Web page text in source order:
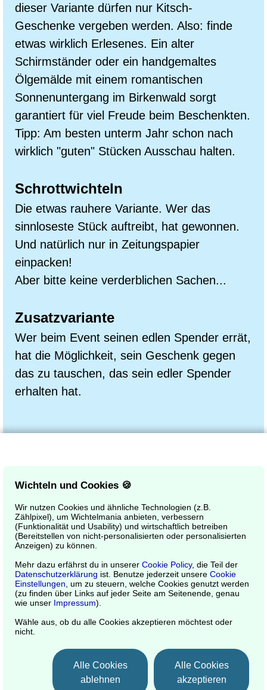
Wichteln und Cookies 🍪
Wir nutzen Cookies und ähnliche Technologien (z.B.
Zählpixel), um Wichtelmania anbieten, verbessern
(Funktionalität und Usability) und wirtschaftlich betreiben
(Bereitstellen von nicht-personalisierten oder personalisierten
Anzeigen) zu können.
Mehr dazu erfährst du in unserer Cookie Policy, die Teil der
Datenschutzerklärung ist. Benutze jederzeit unsere Cookie
Einstellungen , um zu steuern, welche Cookies genutzt werden
(zu finden über Links auf jeder Seite am Seitenende, genau
wie unser Impressum).
Wähle aus, ob du alle Cookies akzeptieren möchtest oder
nicht.
dieser Variante dürfen nur Kitsch-
Geschenke vergeben werden. Also: finde
etwas wirklich Erlesenes. Ein alter
Schirmständer oder ein handgemaltes
Ölgemälde mit einem romantischen
Sonnenuntergang im Birkenwald sorgt
garantiert für viel Freude beim Beschenkten.
Tipp: Am besten unterm Jahr schon nach
wirklich "guten" Stücken Ausschau halten.
Schrottwichteln
Die etwas rauhere Variante. Wer das
sinnloseste Stück auftreibt, hat gewonnen.
Und natürlich nur in Zeitungspapier
einpacken!
Aber bitte keine verderblichen Sachen...
Zusatzvariante
Wer beim Event seinen edlen Spender errät,
hat die Möglichkeit, sein Geschenk gegen
das zu tauschen, das sein edler Spender
erhalten hat.
Kontakt & Impressum
Cookie PolicyundEinstellungen|AGB
und Nutzungsbedingungen|Hilfe und
FAQ